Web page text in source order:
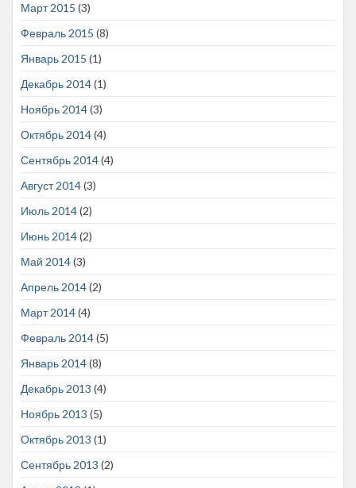
Март 2015 (3)
Февраль 2015 (8)
Январь 2015 (1)
Декабрь 2014(1)
Ноябрь 2014(3)
Октябрь 2014(4)
Сентябрь 2014(4)
Август 2014(3)
Июль 2014(2)
Июнь 2014(2)
Май 2014(3)
Апрель 2014(2)
Март 2014(4)
Февраль 2014(5)
Январь 2014(8)
Декабрь 2013 (4)
Ноябрь 2013 (5)
Октябрь 2013 (1)
Сентябрь 2013 (2)